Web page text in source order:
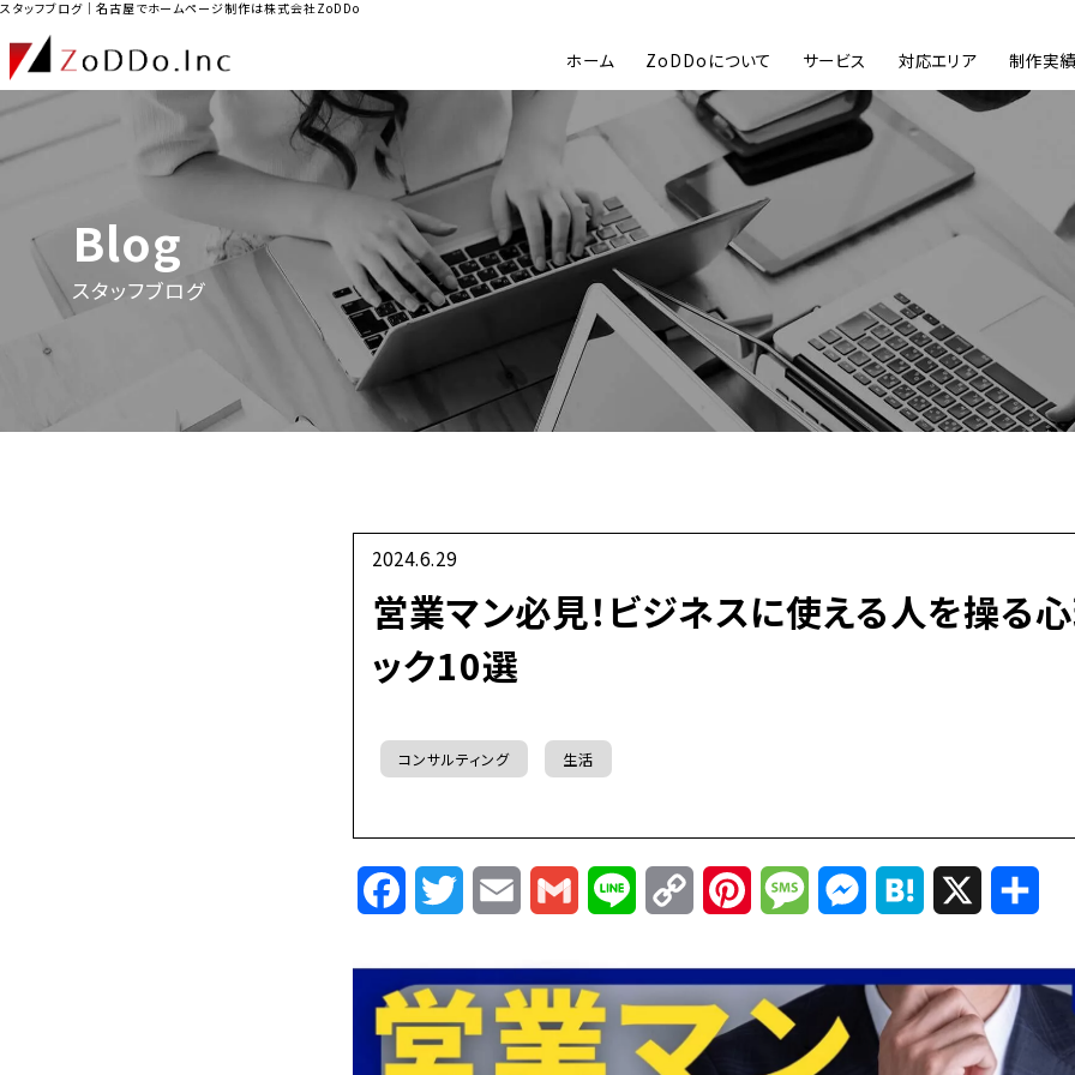
スタッフブログ｜名古屋でホームページ制作は株式会社ZoDDo
ホーム ZoDDoについて サービス 対応エリア 制作実績
Blog
スタッフブログ
2024.6.29
営業マン必見！ビジネスに使える人を操る
ック10選
コンサルティング 生活
FacebookTwitterEmail Gmail Line
Copy
Link
PinterestMessageMessenger
Hatena